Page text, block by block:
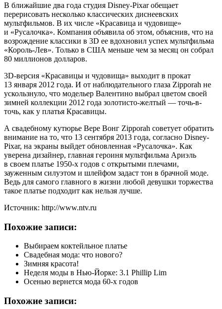
В ближайшие два года студия Disney-Pixar обещает
перерисовать несколько классических диснеевских
мультфильмов. В их числе «Красавица и чудовище»
и «Русалочка». Компания объявила об этом, объяснив, что на
возрождение классики в 3D ее вдохновил успех мультфильма
«Король-Лев». Только в США меньше чем за месяц он собрал
80 миллионов долларов.
3D-версия «Красавицы и чудовища» выходит в прокат
13 января 2012 года. И от наблюдательного глаза Zipporah не
ускользнуло, что модельер Валентино выбрал цветом своей
зимней коллекции 2012 года золотисто-желтый — точь-в-
точь, как у платья Красавицы.
А свадебному кутюрье Вере Вонг Zipporah советует обратить
внимание на то, что 13 сентября 2013 года, согласно Disney-
Pixar, на экраны выйдет обновленная «Русалочка». Как
уверена дизайнер, главная героиня мультфильма Ариэль
в своем платье 1950-х годов с открытыми плечами,
зауженным силуэтом и шлейфом задаст тон в брачной моде.
Ведь для самого главного в жизни любой девушки торжества
такое платье подходит как нельзя лучше.
Источник: http://www.ntv.ru
Похожие записи:
Выбираем коктейльное платье
Свадебная мода: что нового?
Зимняя красота!
Неделя моды в Нью-Йорке: 3.1 Phillip Lim
Осенью вернется мода 60-х годов
Похожие записи: